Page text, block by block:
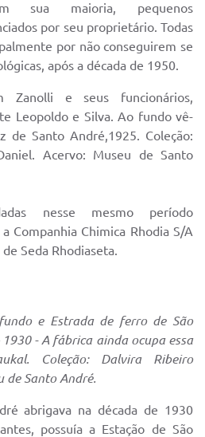
sua maioria, pequenos
por seu proprietário. Todas
por não conseguirem se
após a década de 1950.
Zanolli e seus funcionários,
Leopoldo e Silva. Ao fundo vê-
de Santo André,1925. Coleção:
Acervo: Museu de Santo
nesse mesmo período
Companhia Chimica Rhodia S/A
Seda Rhodiaseta.
e Estrada de ferro de São
- A fábrica ainda ocupa essa
Coleção: Dalvira Ribeiro
de Santo André.
abrigava na década de 1930
possuía a Estação de São